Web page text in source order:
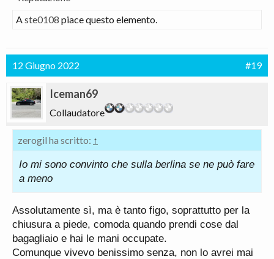
Aste0108 piace questo elemento.
12 Giugno 2022 #19
Iceman69
Collaudatore
zerogil ha scritto: ↑
Io mi sono convinto che sulla berlina se ne può fare
a meno
Assolutamente sì, ma è tanto figo, soprattutto per la
chiusura a piede, comoda quando prendi cose dal
bagagliaio e hai le mani occupate.
Comunque vivevo benissimo senza, non lo avrei mai